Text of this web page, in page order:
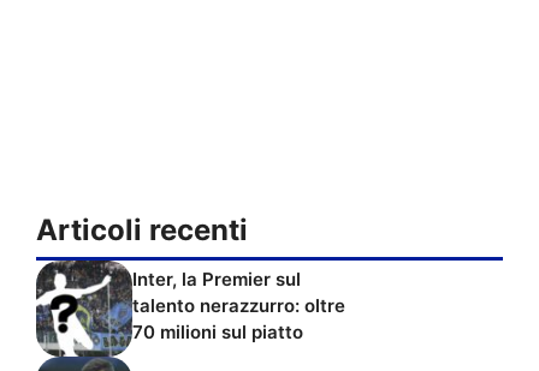
Articoli recenti
Inter, la Premier sul
talento nerazzurro: oltre
70 milioni sul piatto